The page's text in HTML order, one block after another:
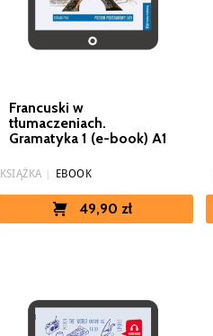
Francuski w
tłumaczeniach.
Gramatyka 1 (e-book) A1
KSIĄŻKA EBOOK
49,90 zł